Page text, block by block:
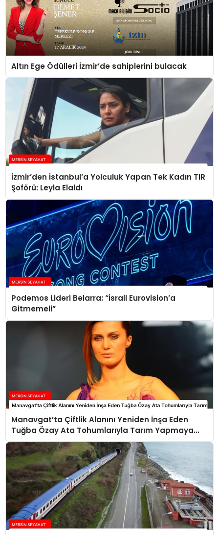
Altın Ege Ödülleri İzmir’de sahiplerini bulacak
İzmir’den İstanbul’a Yolculuk Yapan Tek Kadın TIR
Şoförü: Leyla Elaldı
Podemos Lideri Belarra: “İsrail Eurovision’a
Gitmemeli”
Manavgat’ta Çiftlik Alanını Yeniden İnşa Eden
Tuğba Özay Ata Tohumlarıyla Tarım Yapmaya
Hazırlanıyor